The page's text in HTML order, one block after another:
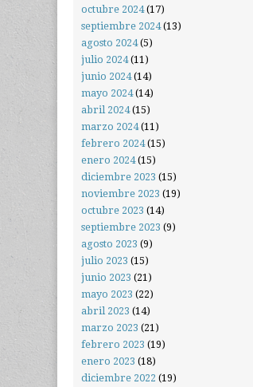
octubre 2024(17)
septiembre 2024(13)
agosto 2024(5)
julio 2024(11)
junio 2024(14)
mayo 2024(14)
abril 2024(15)
marzo 2024(11)
febrero 2024(15)
enero 2024(15)
diciembre 2023 (15)
noviembre 2023 (19)
octubre 2023 (14)
septiembre 2023 (9)
agosto 2023 (9)
julio 2023 (15)
junio 2023 (21)
mayo 2023 (22)
abril 2023 (14)
marzo 2023 (21)
febrero 2023 (19)
enero 2023 (18)
diciembre 2022 (19)